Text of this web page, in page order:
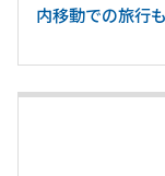
内移動での旅行